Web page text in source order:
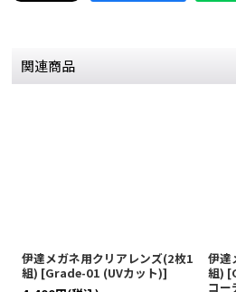
関連商品
伊達メガネ用クリアレンズ(2枚1
組) [Grade-01 (UVカット)]
伊達
組) [
コー